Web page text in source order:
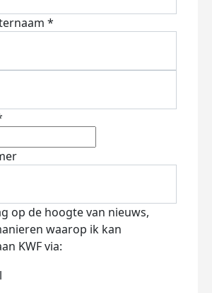
*
op de hoogte van nieuws,
waarop ik kan
KWF via: